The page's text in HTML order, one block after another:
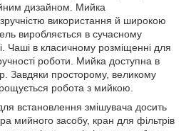
дизайном. Мийка
використання й широкою
виробляється в сучасному
Чаші в класичному розміщенні для
роботи. Мийка доступна в
Завдяки просторому, великому
робота з мийкою.
встановлення змішувача досить
мийного засобу, кран для фільтрів